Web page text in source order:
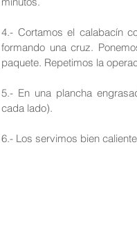
4.- Cortamos el calabacín
formando una cruz.
paquete. Repetimos la
5.- En una plancha
cada lado).
6.- Los servimos bien